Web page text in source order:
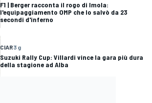
F1 | Berger racconta il rogo di Imola:
l'equipaggiamento OMP che lo salvò da 23
secondi d'inferno
CIAR3 g
Suzuki Rally Cup: Villardi vince la gara più dura
della stagione ad Alba